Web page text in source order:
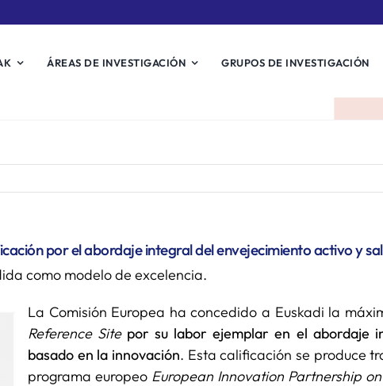
ÁREAS DE INVESTIGACIÓN GRUPOS DE INVESTIGACIÓN
por el abordaje integral del envejecimiento activo y
como modelo de excelencia.
La Comisión Europea ha concedido a Euskadi la
Reference Site por su labor ejemplar en el abordaje
basado en la innovación. Esta calificación se produce
programa europeo European Innovation Partnership